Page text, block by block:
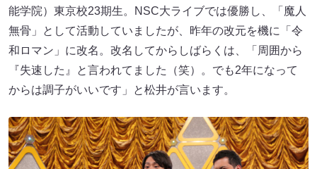
能学院）東京校23期生。NSC大ライブでは優勝し、「魔人
無骨」として活動していましたが、昨年の改元を機に「令
和ロマン」に改名。改名してからしばらくは、「周囲から
『失速した』と言われてました（笑）。でも2年になって
からは調子がいいです」と松井が言います。